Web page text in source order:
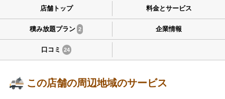
店舗トップ 料金とサービス
積み放題プラン 2 企業情報
口コミ 24
この店舗の周辺地域のサービス